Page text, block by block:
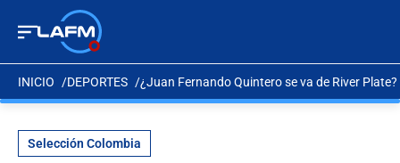
INICIO DEPORTES ¿Juan Fernando Quintero se va de River
Selección Colombia